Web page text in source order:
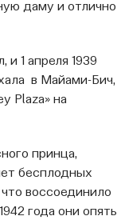
даму и отлично
1 апреля 1939
в Майами-Бич,
Plaza» на
принца,
бесплодных
воссоединило
года они опять